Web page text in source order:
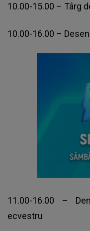
10.00-15.00 – Târg
10.00-16.00 –
11.00-16.00 –
ecvestru